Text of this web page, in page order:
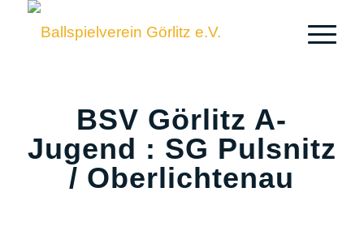
BSV Görlitz A-
Jugend : SG Pulsnitz
/ Oberlichtenau